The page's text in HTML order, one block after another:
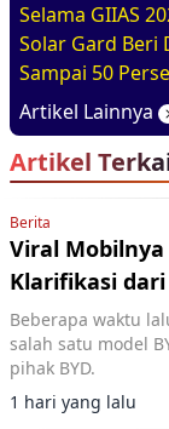
Selama GIIAS
Solar Gard Beri
Sampai 50
Artikel Lainnya
Artikel
Berita
Viral
Klarifikasi dari
Beberapa waktu
salah satu model
pihak BYD.
1 hari yang lalu